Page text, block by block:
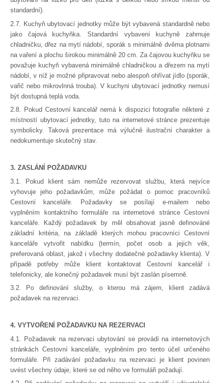
standardní).
2.7. Kuchyň ubytovací jednotky může být vybavená standardně nebo
jako čajová kuchyňka. Standardní vybavení kuchyně zahrnuje
chladničku, dřez na mytí nádobí, sporák s minimálně dvěma plotnami
na vaření a plochu širokou minimálně 20 cm. Za čajovou kuchyňku se
považuje kuchyň vybavená minimálně chladničkou a dřezem na mytí
nádobí, v níž je možné připravovat nebo alespoň ohřívat jídlo (sporák,
vařič nebo mikrovlnná trouba). V kuchyni ubytovací jednotky nemusí
být dostupná teplá voda.
2.8. Pokud Cestovní kancelář nemá k dispozici fotografie některé z
místností ubytovací jednotky, tuto na internetové stránce prezentuje
symbolicky. Taková prezentace má výlučně ilustrační charakter a
nedokumentuje skutečný stav.
3. ZASLÁNÍ POŽADAVKU
3.1. Pokud klient sám nemůže rezervovat službu, která nejvíce
vyhovuje jeho požadavkům, může požádat o pomoc pracovníků
Cestovní kanceláře. Požadavky se posílají e-mailem nebo
vyplněním kontaktního formuláře na internetové stránce Cestovní
kanceláře. Každý požadavek by měl obsahovat jasně definováné
základní kritéria, na základě kterých mohou pracovníci Cestovní
kanceláře vytvořit nabídku (termín, počet osob a jejich věk,
preferovaná oblast, jakož i všechny dodatečné požadavky klienta). V
případě potřeby může klient kontaktovat Cestovní kancelář i
telefonicky, ale konečný požadavek musí být zaslán písemně.
3.2. Po definování služby, o kterou má zájem, klient zadává
požadavek na rezervaci.
4. VYTVOŘENÍ POŽADAVKU NA REZERVACI
4.1. Požadavek na rezervaci ubytování se provádí na internetových
stránkách Cestovní kanceláře, vyplněním pro tento účel určeného
formuláře. Při zadávání požadavku na rezervaci je klient povinen
uvést všechny údaje, které se od něho ve formuláři požadují.